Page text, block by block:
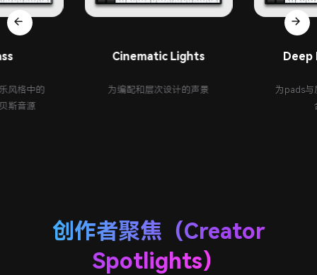
风格中的
斯音源
Cinematic Lights
为编配和层次设计的声景
Deep
为pads与
创作者聚焦（Creator
Spotlights）